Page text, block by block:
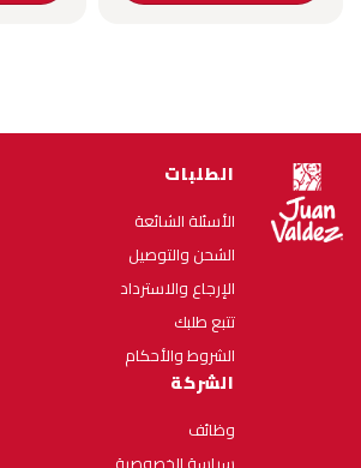
الطلبات
الأسئلة الشائعة
الشحن والتوصيل
الإرجاع والاسترداد
تتبع طلبك
الشروط والأحكام
الشركة
وظائف